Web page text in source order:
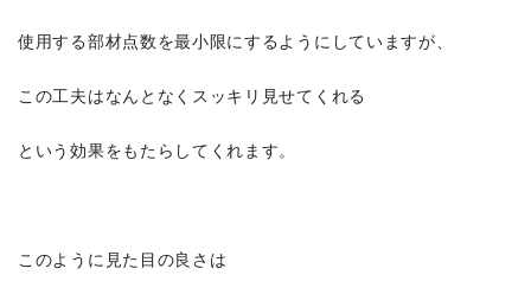
使用する部材点数を最小限にするようにしていますが、
この工夫はなんとなくスッキリ見せてくれる
という効果をもたらしてくれます。
このように見た目の良さは